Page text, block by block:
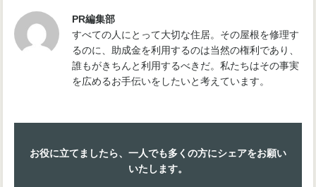
PR編集部
すべての人にとって大切な住居。その屋根を修理す
るのに、助成金を利用するのは当然の権利であり、
誰もがきちんと利用するべきだ。私たちはその事実
を広めるお手伝いをしたいと考えています。
お役に立てましたら、一人でも多くの方にシェアをお願い
いたします。